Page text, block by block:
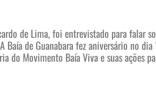
de Lima, foi entrevistado para falar
Baía de Guanabara fez aniversário no
do Movimento Baía Viva e suas ações